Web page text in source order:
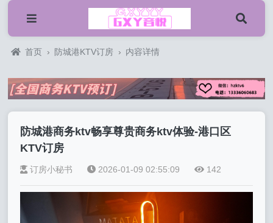
首页 › 防城港KTV订房 › 内容详情
防城港商务ktv畅享尊贵商务ktv体验-港口区
KTV订房
订房小秘书 2026-01-09 02:55:09 142